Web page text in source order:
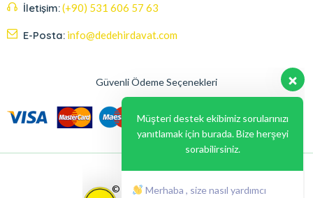
İletişim:(+90) 531 606 57 63
E-Posta: info@dedehirdavat.com
Güvenli Ödeme Seçenekleri
© 2024, Liabil Dizayn
Müşteri destek ekibimiz sorularınızı
sorabilirsiniz.